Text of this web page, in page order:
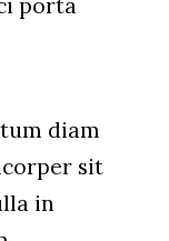
porta
diam
sit
in